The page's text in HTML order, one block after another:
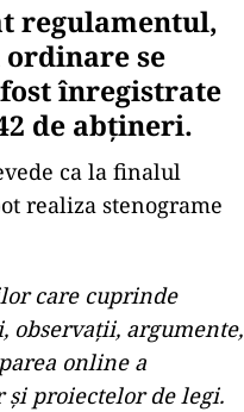
regulamentul,
se
înregistrate
de abțineri.
ca la finalul
realiza stenograme
care cuprinde
observaţii, argumente,
online a
proiectelor de legi.